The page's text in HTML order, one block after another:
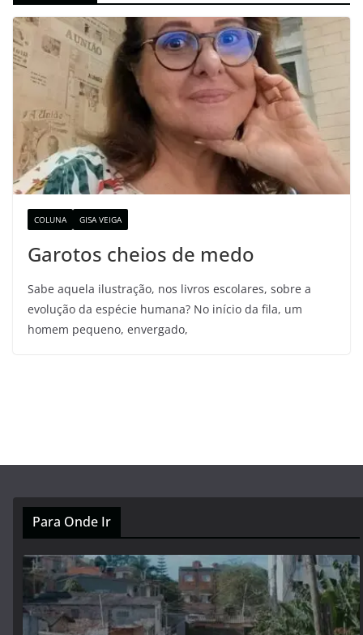
COLUNA GISA VEIGA
Garotos cheios de medo
Sabe aquela ilustração, nos livros escolares, sobre a
evolução da espécie humana? No início da fila, um
homem pequeno, envergado,
Para Onde Ir